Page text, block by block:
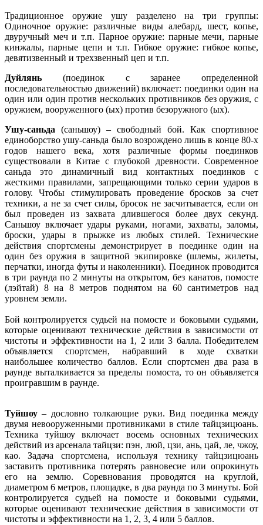
Традиционное оружие ушу разделено на три группы:
Одиночное оружие: различные виды алебард, шест, копье,
двуручный меч и т.п. Парное оружие: парные мечи, парные
кинжалы, парные цепи и т.п. Гибкое оружие: гибкое копье,
девятизвенный и трехзвенный цеп и т.п.
Дуйлянь (поединок с заранее определенной
последовательностью движений) включает: поединки один на
один или один против нескольких противников без оружия, с
оружием, вооруженного (ых) против безоружного (ых).
Ушу-саньда (саньшоу) – свободный бой. Как спортивное
единоборство ушу-саньда было возрождено лишь в конце 80-х
годов нашего века, хотя различные формы поединков
существовали в Китае с глубокой древности. Современное
саньда это динамичный вид контактных поединков с
жесткими правилами, запрещающими только серии ударов в
голову. Чтобы стимулировать проведение бросков за счет
техники, а не за счет силы, бросок не засчитывается, если он
был проведен из захвата длившегося более двух секунд.
Саньшоу включает удары руками, ногами, захваты, заломы,
броски, удары в прыжке из любых стилей. Технические
действия спортсмены демонстрирует в поединке один на
один без оружия в защитной экипировке (шлемы, жилеты,
перчатки, иногда футы и наколенники). Поединок проводится
в три раунда по 2 минуты на открытом, без канатов, помосте
(лэйтай) 8 на 8 метров поднятом на 60 сантиметров над
уровнем земли.
Бой контролируется судьей на помосте и боковыми судьями,
которые оценивают технические действия в зависимости от
чистоты и эффективности на 1, 2 или 3 балла. Победителем
объявляется спортсмен, набравший в ходе схватки
наибольшее количество баллов. Если спортсмен два раза в
раунде выталкивается за пределы помоста, то он объявляется
проигравшим в раунде.
Туйшоу – дословно толкающие руки. Вид поединка между
двумя невооруженными противниками в стиле тайцзицюань.
Техника туйшоу включает восемь основных технических
действий из арсенала тайцзи: пэн, люй, цзи, ань, цай, ле, чжоу,
као. Задача спортсмена, используя технику тайцзицюань
заставить противника потерять равновесие или опрокинуть
его на землю. Соревнования проводятся на круглой,
диаметром 6 метров, площадке, в два раунда по 3 минуты. Бой
контролируется судьей на помосте и боковыми судьями,
которые оценивают технические действия в зависимости от
чистоты и эффективности на 1, 2, 3, 4 или 5 баллов.